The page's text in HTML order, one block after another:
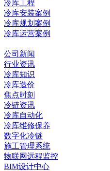
冷库工程
冷库安装案例
冷库规划案例
冷库运营案例
公司新闻
行业资讯
冷库知识
冷库造价
焦点时刻
冷链资讯
冷库自动化
冷库维修保养
数字化冷链
施工管理系统
物联网远程监控
BIM设计中心